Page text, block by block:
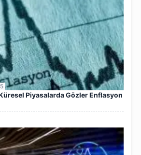
Piyasalarda Gözler Enflasyon